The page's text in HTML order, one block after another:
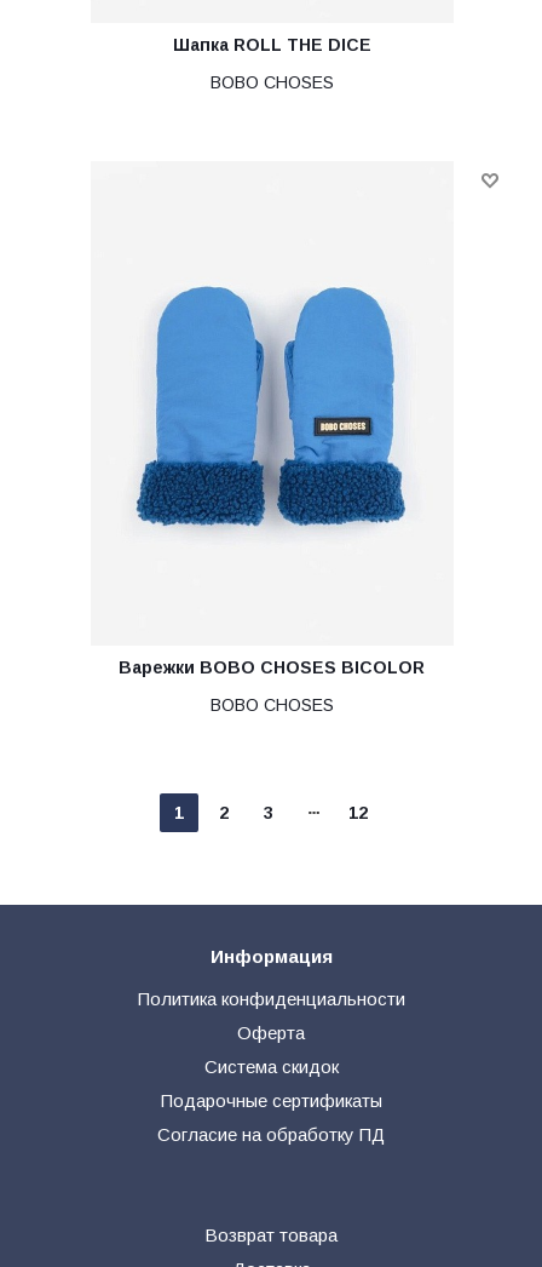
Шапка ROLL THE DICE
BOBO CHOSES
Варежки BOBO CHOSES BICOLOR
BOBO CHOSES
1 2 3 12
Информация
Политика конфиденциальности
Оферта
Система скидок
Подарочные сертификаты
Согласие на обработку ПД
Возврат товара